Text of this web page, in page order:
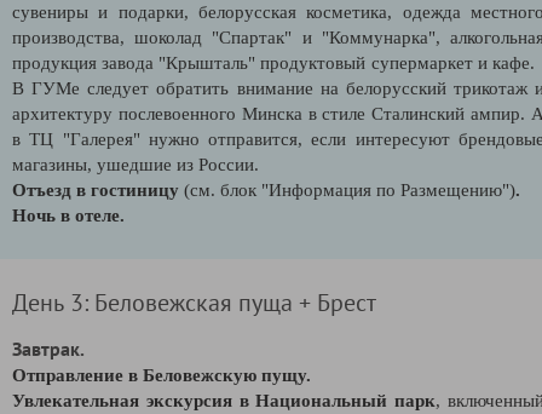
сувениры и подарки, белорусская косметика, одежда
производства, шоколад "Спартак" и "Коммунарка",
продукция завода "Крышталь" продуктовый супермаркет и
В ГУМе следует обратить внимание на белорусский трикотаж
архитектуру послевоенного Минска в стиле Сталинский ампир.
в ТЦ "Галерея" нужно отправится, если интересуют
магазины, ушедшие из России.
Отъезд в гостиницу (см. блок "Информация по Размещению").
Ночь в отеле.
День 3: Беловежская пуща + Брест
Завтрак.
Отправление в Беловежскую пущу.
Увлекательная экскурсия в Национальный парк,